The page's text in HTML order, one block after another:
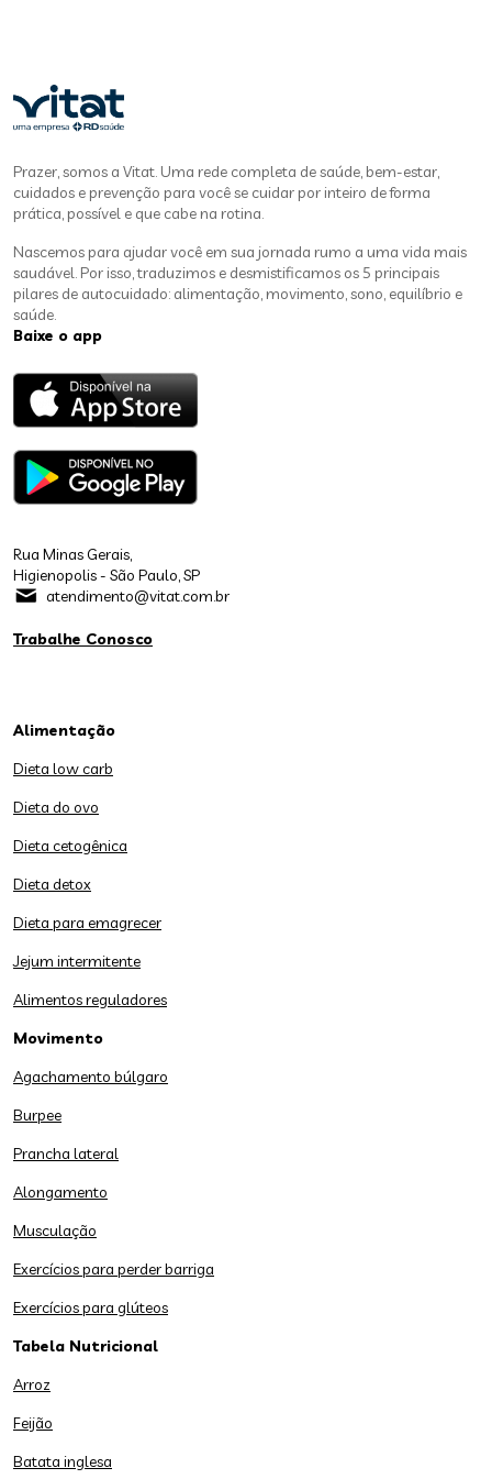
Prazer, somos a Vitat. Uma rede completa de saúde, bem-estar,
cuidados e prevenção para você se cuidar por inteiro de forma
prática, possível e que cabe na rotina.
Nascemos para ajudar você em sua jornada rumo a uma vida mais
saudável. Por isso, traduzimos e desmistificamos os 5 principais
pilares de autocuidado: alimentação, movimento, sono, equilíbrio e
saúde.
Baixe o app
Rua Minas Gerais,
Higienopolis - São Paulo, SP
atendimento@vitat.com.br
Trabalhe Conosco
Alimentação
Dieta low carb
Dieta do ovo
Dieta cetogênica
Dieta detox
Dieta para emagrecer
Jejum intermitente
Alimentos reguladores
Movimento
Agachamento búlgaro
Burpee
Prancha lateral
Alongamento
Musculação
Exercícios para perder barriga
Exercícios para glúteos
Tabela Nutricional
Arroz
Feijão
Batata inglesa